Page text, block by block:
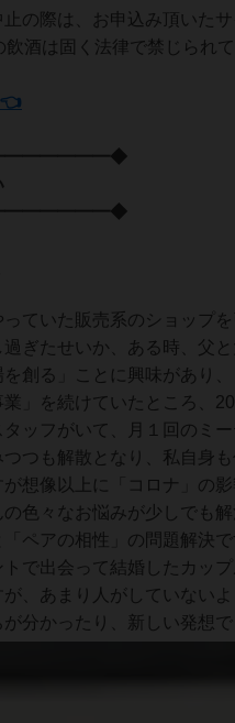
止の際は、お申込み頂い
飲酒は固く法律で禁じら
ていた販売系のショップ
ぎたせいか、ある時、父
創る」ことに興味があり
業」を続けていたところ、
ッフがいて、月１回のミ
つも解散となり、私自身
想像以上に「コロナ」の
色々なお悩みが少しでも
ペアの相性」の問題解決
で出会って結婚したカッ
、あまり人がしていない
分かったり、新しい発想